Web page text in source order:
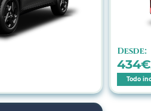
Desde:
434€
Todo